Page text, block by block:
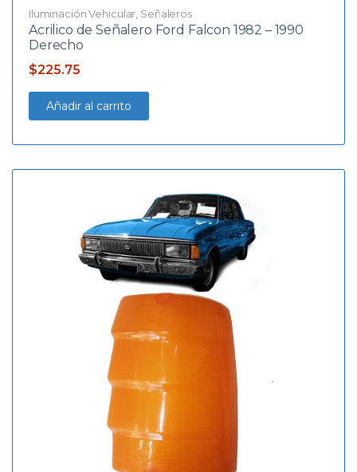
Iluminación Vehicular Señaleros
Acrilico de Señalero Ford Falcon 1982 – 1990
Derecho
$225.75
Añadir al carrito